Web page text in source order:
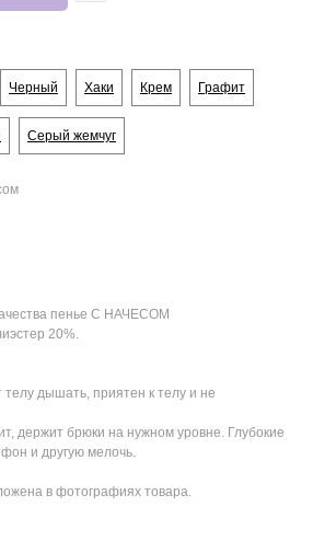
Черный Хаки Крем Графит
Серый жемчуг
пенье С НАЧЕСОМ
20%.
дышать, приятен к телу и не
держит брюки на нужном уровне. Глубокие
и другую мелочь.
в фотографиях товара.